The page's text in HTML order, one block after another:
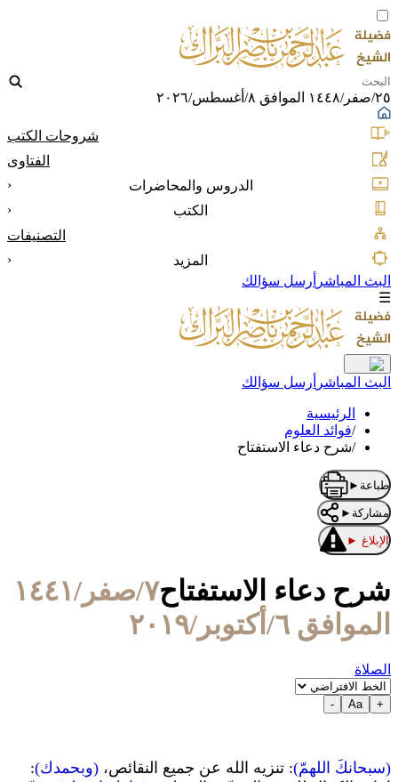
٢٥/صفر/١٤٤٨ الموافق ٨/أغسطس/٢٠٢٦
شروحات الكتب
الفتاوى
الدروس والمحاضرات
‹
الكتب
‹
التصنيفات
المزيد
‹
البث المباشر أرسل سؤالك
☰
البث المباشر أرسل سؤالك
الرئيسية
/فوائد العلوم
/شرح دعاء الاستفتاح
طباعة ►
مشاركة ►
الإبلاغ ►
شرح دعاء الاستفتاح
٧/صفر/١٤٤١
الموافق ٦/أكتوبر/٢٠١٩
الصلاة
+
Aa
-
(سبحانكَ اللهمّ): تنزيه الله عن جميع النقائص، (وبحمدك):